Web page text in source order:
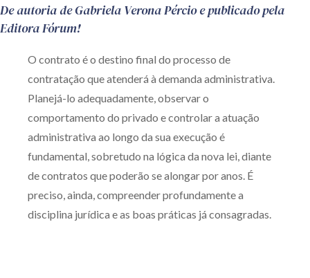
Receba por RSS
Av. Sete de Setembro, 4698
Batel Curitiba/ PR CEP80240-000
Telefone (41) 2109-8666
Whatsapp (41) 98881-6616
De autoria de Gabriela Verona Pércio e publicado pela
Editora Fórum!
O contrato é o destino final do processo de
contratação que atenderá à demanda administrativa.
Planejá-lo adequadamente, observar o
comportamento do privado e controlar a atuação
administrativa ao longo da sua execução é
fundamental, sobretudo na lógica da nova lei, diante
de contratos que poderão se alongar por anos. É
preciso, ainda, compreender profundamente a
disciplina jurídica e as boas práticas já consagradas.